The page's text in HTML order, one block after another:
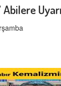
Abilere